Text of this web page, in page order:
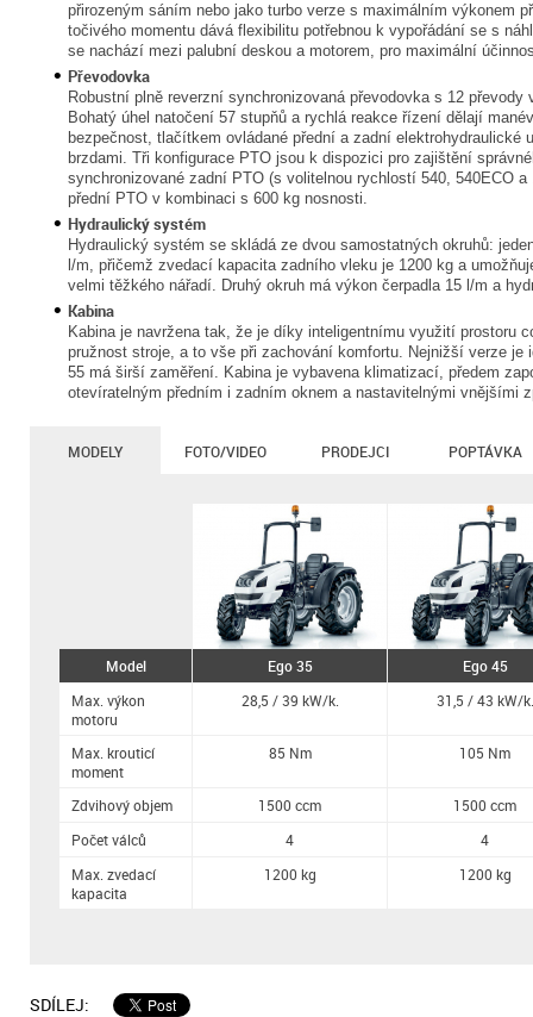
přirozeným sáním nebo jako turbo verze s maximálním výkonem
točivého momentu dává flexibilitu potřebnou k vypořádání se s
se nachází mezi palubní deskou a motorem, pro maximální
Převodovka
Robustní plně reverzní synchronizovaná převodovka s 12
Bohatý úhel natočení 57 stupňů a rychlá reakce řízení dělají
bezpečnost, tlačítkem ovládané přední a zadní elektrohydraulické
brzdami. Tři konfigurace PTO jsou k dispozici pro zajištění
synchronizované zadní PTO (s volitelnou rychlostí 540, 540ECO
přední PTO v kombinaci s 600 kg nosnosti.
Hydraulický systém
Hydraulický systém se skládá ze dvou samostatných okruhů:
l/m, přičemž zvedací kapacita zadního vleku je 1200 kg a
velmi těžkého nářadí. Druhý okruh má výkon čerpadla 15 l/m a
Kabina
Kabina je navržena tak, že je díky inteligentnímu využití prostoru
pružnost stroje, a to vše při zachování komfortu. Nejnižší verze je
55 má širší zaměření. Kabina je vybavena klimatizací, předem
otevíratelným předním i zadním oknem a nastavitelnými vnějšími
MODELY FOTO/VIDEO PRODEJCI POPTÁVKA
Model
Max. výkon
motoru
Max. krouticí
moment
Zdvihový objem
Počet válců
Max. zvedací
kapacita
Ego 35
Ego 45
28,5 / 39 kW/k.
31,5 / 43 kW/k.
85 Nm 105 Nm
1500 ccm
1500 ccm
4
4
1200 kg
1200 kg
SDÍLEJ: